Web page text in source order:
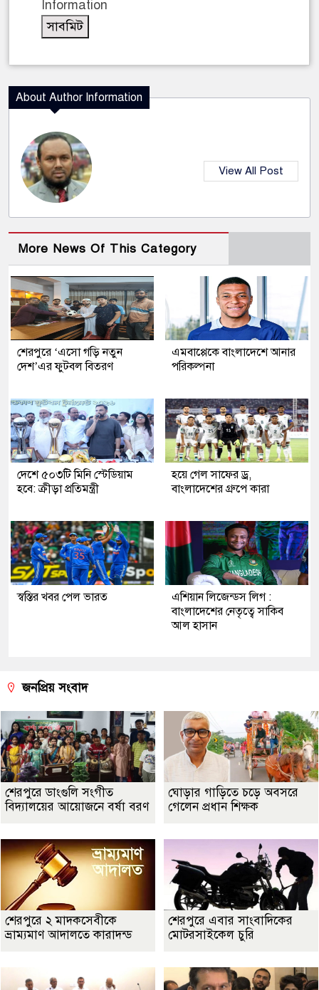
Information
About Author Information
View All Post
More News Of This Category
শেরপুরে ‘এসো গড়ি নতুন
দেশ’এর ফুটবল বিতরণ
এমবাপ্পেকে বাংলাদেশে আনার
পরিকল্পনা
দেশে ৫০৩টি মিনি স্টেডিয়াম
হবে: ক্রীড়া প্রতিমন্ত্রী
হয়ে গেল সাফের ড্র,
বাংলাদেশের গ্রুপে কারা
স্বস্তির খবর পেল ভারত
এশিয়ান লিজেন্ডস লিগ :
বাংলাদেশের নেতৃত্বে সাকিব
আল হাসান
জনপ্রিয় সংবাদ
শেরপুরে ডাংগুলি সংগীত
বিদ্যালয়ের আয়োজনে বর্ষা বরণ
ঘোড়ার গাড়িতে চড়ে অবসরে
গেলেন প্রধান শিক্ষক
শেরপুরে ২ মাদকসেবীকে
ভ্রাম্যমাণ আদালতে কারাদন্ড
শেরপুরে এবার সাংবাদিকের
মোটরসাইকেল চুরি